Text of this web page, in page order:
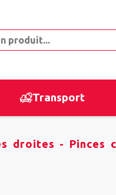
Transport
droites - Pinces